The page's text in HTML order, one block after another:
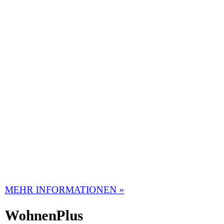
MEHR INFORMATIONEN »
WohnenPlus